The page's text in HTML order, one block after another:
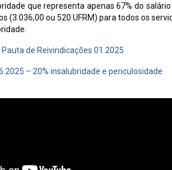
que representa apenas 67% do
(3.036,00 ou 520 UFRM) para todos os
Pauta de Reivindicações 01.2025
– 20% insalubridade e periculosidade